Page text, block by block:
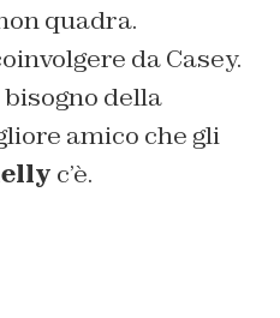
quadra.
da Casey.
della
amico che gli
c’è.